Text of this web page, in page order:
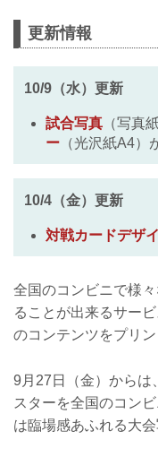
更新情報
10/9（水）更新
試合写真 （写真
ー （光沢紙A4）
10/4（金）更新
対戦カードデザ
全国のコンビニで様
ることが出来るサー
のコンテンツをプリ
9月27日（金）からは
スターを全国のコン
は臨場感あふれる大